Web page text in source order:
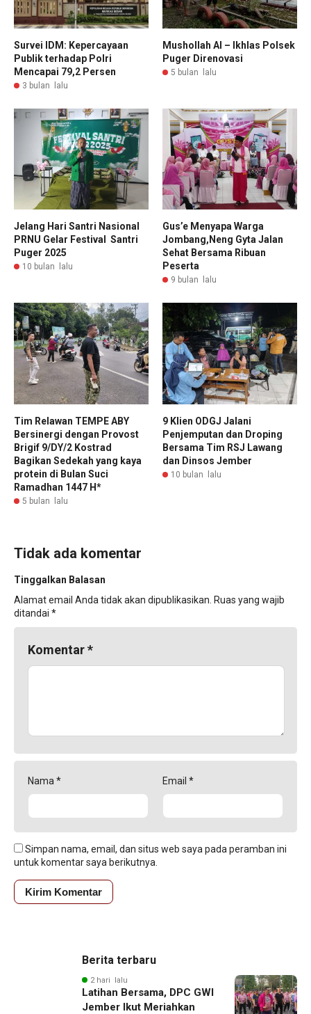
Survei IDM: Kepercayaan
Publik terhadap Polri
Mencapai 79,2 Persen
3 bulan lalu
Mushollah Al – Ikhlas Polsek
Puger Direnovasi
5 bulan lalu
Jelang Hari Santri Nasional
PRNU Gelar Festival Santri
Puger 2025
10 bulan lalu
Gus’e Menyapa Warga
Jombang,Neng Gyta Jalan
Sehat Bersama Ribuan
Peserta
9 bulan lalu
Tim Relawan TEMPE ABY
Bersinergi dengan Provost
Brigif 9/DY/2 Kostrad
Bagikan Sedekah yang kaya
protein di Bulan Suci
Ramadhan 1447 H*
5 bulan lalu
9 Klien ODGJ Jalani
Penjemputan dan Droping
Bersama Tim RSJ Lawang
dan Dinsos Jember
10 bulan lalu
Tidak ada komentar
Tinggalkan Balasan
Alamat email Anda tidak akan dipublikasikan. Ruas yang wajib
ditandai *
Komentar*
Nama * Email *
Simpan nama, email, dan situs web saya pada peramban ini
untuk komentar saya berikutnya.
Berita terbaru
2 hari lalu
Latihan Bersama, DPC GWI
Jember Ikut Meriahkan